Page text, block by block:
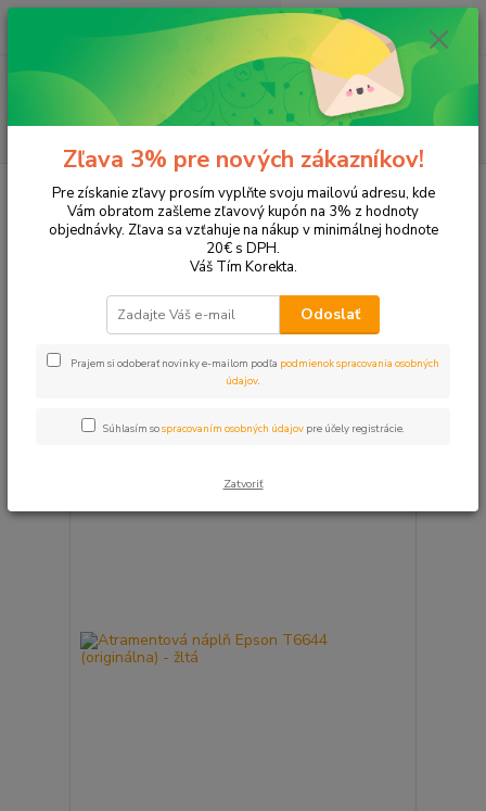
Menu
Hľadať
ks
za 0,00 EUR
Tonery a náplne do tlačiarní EPSON L132
L132
Upresniť parametre
Najnovšie Najlacnejšie Najdrahšie
Zľava 3% pre nových zákazníkov!
Pre získanie zľavy prosím vyplňte svoju mailovú adresu, kde
Vám obratom zašleme zľavový kupón na 3% z hodnoty
objednávky. Zľava sa vzťahuje na nákup v minimálnej hodnote
20€ s DPH.
Váš Tím Korekta.
Odoslať
Prajem si odoberať novinky e-mailom podľa podmienok spracovania osobných
údajov.
Súhlasím sospracovaním osobných údajov pre účely registrácie.
Zatvoriť